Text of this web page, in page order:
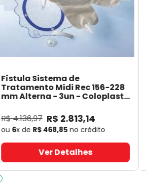
Fístula Sistema de
Tratamento Midi Rec 156-228
mm Alterna - 3un - Coloplast
R$4.136,97 R$ 2.813,14
ou 6x de R$ 468,85no crédito
Ver Detalhes